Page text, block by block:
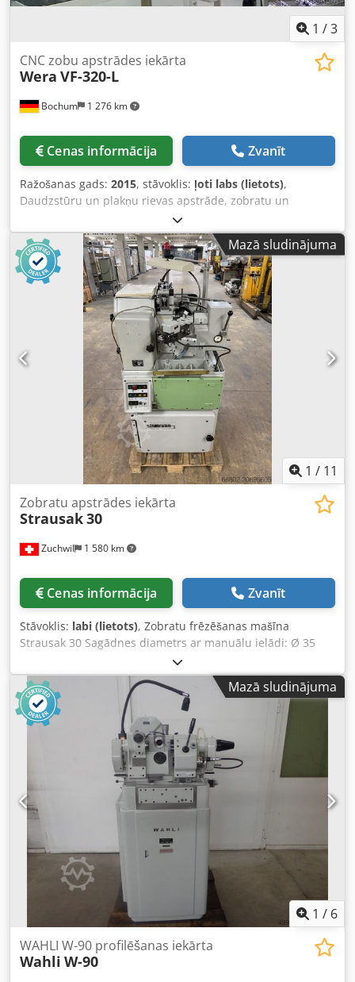
1 /3
Bochum 1 276 km
CNC zobu apstrādes iekārta
Wera VF-320-L
Cenas informācija Zvanīt
Ražošanas gads: 2015, stāvoklis: ļoti labs (lietots),
Daudzstūru un plakņu rievas apstrāde, zobratu un
rievvārpstu apstrāde, zobratu zoba smaile apstrāde,
pārslēgšanas atdures apstrāde, fāzēšana un attīrīšana no
atlapām, SCUDDING Codjxupg Tepfx Akaeha Skatīt
dokumentu
Mazā sludinājuma
1 / 11
Zuchwil 1 580 km
Zobratu apstrādes iekārta
Strausak30
Cenas informācija Zvanīt
Stāvoklis: labi (lietots), Zobratu frēzēšanas mašīna
Strausak 30 Sagādnes diametrs ar manuālu ielādi: Ø 35
mm Sagādnes diametrs ar žurnāla ielādi: Ø 15 mm
Sagādnes diametrs ar pilnībā automātisku ielādi: Ø 10–12
mm Maksimālais frēzēšanas garums: 12 mm Dziļuma
padeve pie 42% no garenpadeves: 22 mm Dziļuma padeve
pie 25% no garenpadeves: 14 mm Modulis tēraudā maks.:
1,0 mm Krāsaino metālu modulis maks. masīvs ø26 / ø35
mm Izvēlamais zobu skaits: 5–390 Frēzes ātruma
diapazons: 1160–8550 apgr./min Dziļuma padeves uz
sagādnes apgriezienu: 0,0325–0,273 mm Garenpadeves uz
sagādnes apgriezienu: 0,033–0,65 mm Cedpfx Akex Dxu
Ssasha Frēzes diametrs: 8–24 mm Mašīnas svars: 600 kg
Mašīnas motors: 0,8 ZS pie 3000 apgr./min Hidraulikas
motors: 0,25 ZS pie 1500 apgr./min Dzesēšanas motors:
0,25 ZS pie 1500 apgr./min Nav garantijas par informācijas
pareizību, pilnību vai aktuālitāti.
Mazā sludinājuma
1 / 6
WAHLI W-90 profilēšanas iekārta
Wahli W-90